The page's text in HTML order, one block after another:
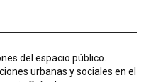
del espacio público.
urbanas y sociales en el